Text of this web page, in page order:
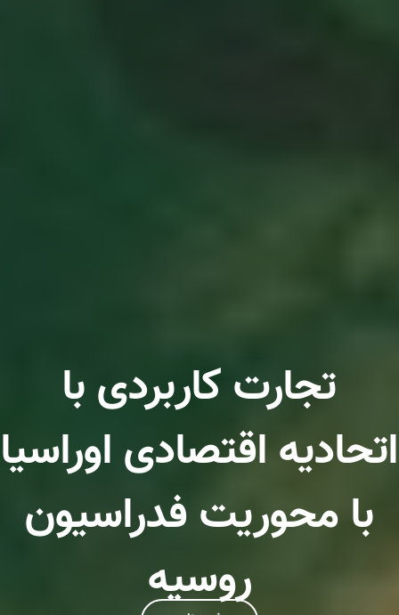
تجارت کاربردی با
اتحادیه اقتصادی اوراسیا
با محوریت فدراسیون
روسیه
تجهیزات
ثبت نام و اطلاعات بیشتر